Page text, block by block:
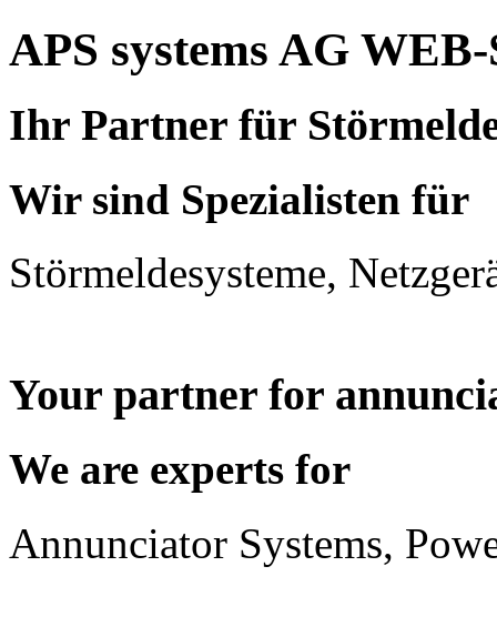
APS systems AG
Ihr Partner für
Wir sind Spezialisten für
Störmeldesysteme,
Your partner for
We are experts for
Annunciator Systems,